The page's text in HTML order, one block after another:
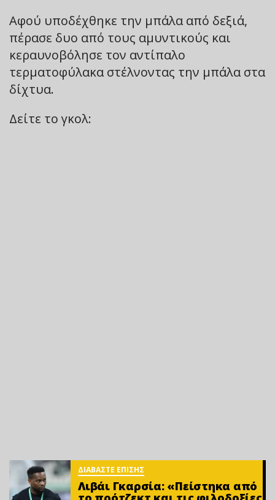
Αφού υποδέχθηκε την μπάλα από δεξιά,
πέρασε δυο από τους αμυντικούς και
κεραυνοβόλησε τον αντίπαλο
τερματοφύλακα στέλνοντας την μπάλα στα
δίχτυα.
Δείτε το γκολ:
ΔΙΑΒΑΣΤΕ ΕΠΙΣΗΣ
Λιβάι Γκαρσία: «Πείστηκα από